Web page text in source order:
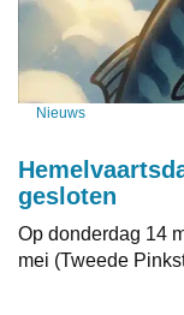
Nieuws
gesloten
Op donderdag 14
mei (Tweede